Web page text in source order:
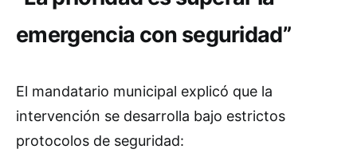
emergencia con seguridad”
El mandatario municipal explicó que la
intervención se desarrolla bajo estrictos
protocolos de seguridad: